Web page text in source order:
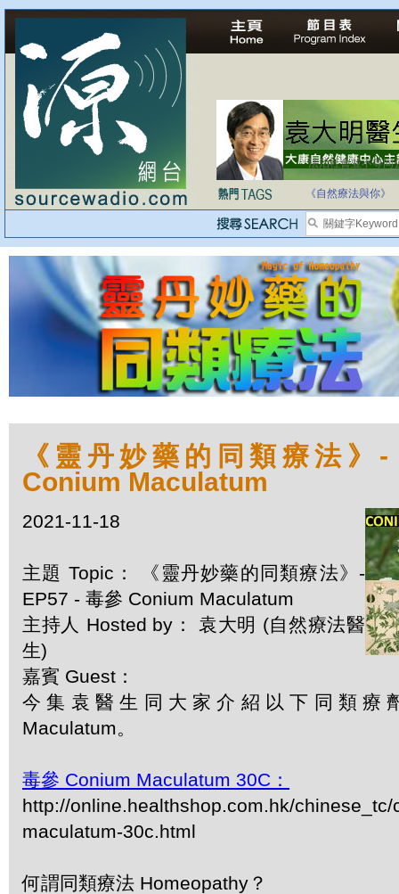
法治社會並不等同
自家教育合法化-
《自然療法與你》
《靈丹妙藥的同類療法》-
Conium Maculatum
2021-11-18
主題 Topic： 《靈丹妙藥的同類療法》-
EP57 - 毒參 Conium Maculatum
主持人 Hosted by： 袁大明 (自然療法醫
生)
嘉賓 Guest：
今集袁醫生同大家介紹以下同類療
Maculatum。
毒參 Conium Maculatum 30C：
http://online.healthshop.com.hk/chinese_tc/
maculatum-30c.html
何謂同類療法 Homeopathy？